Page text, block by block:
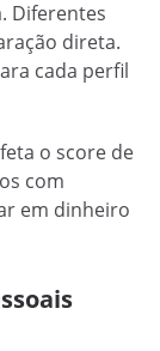
Diferentes
direta.
cada perfil
o score de
com
em dinheiro